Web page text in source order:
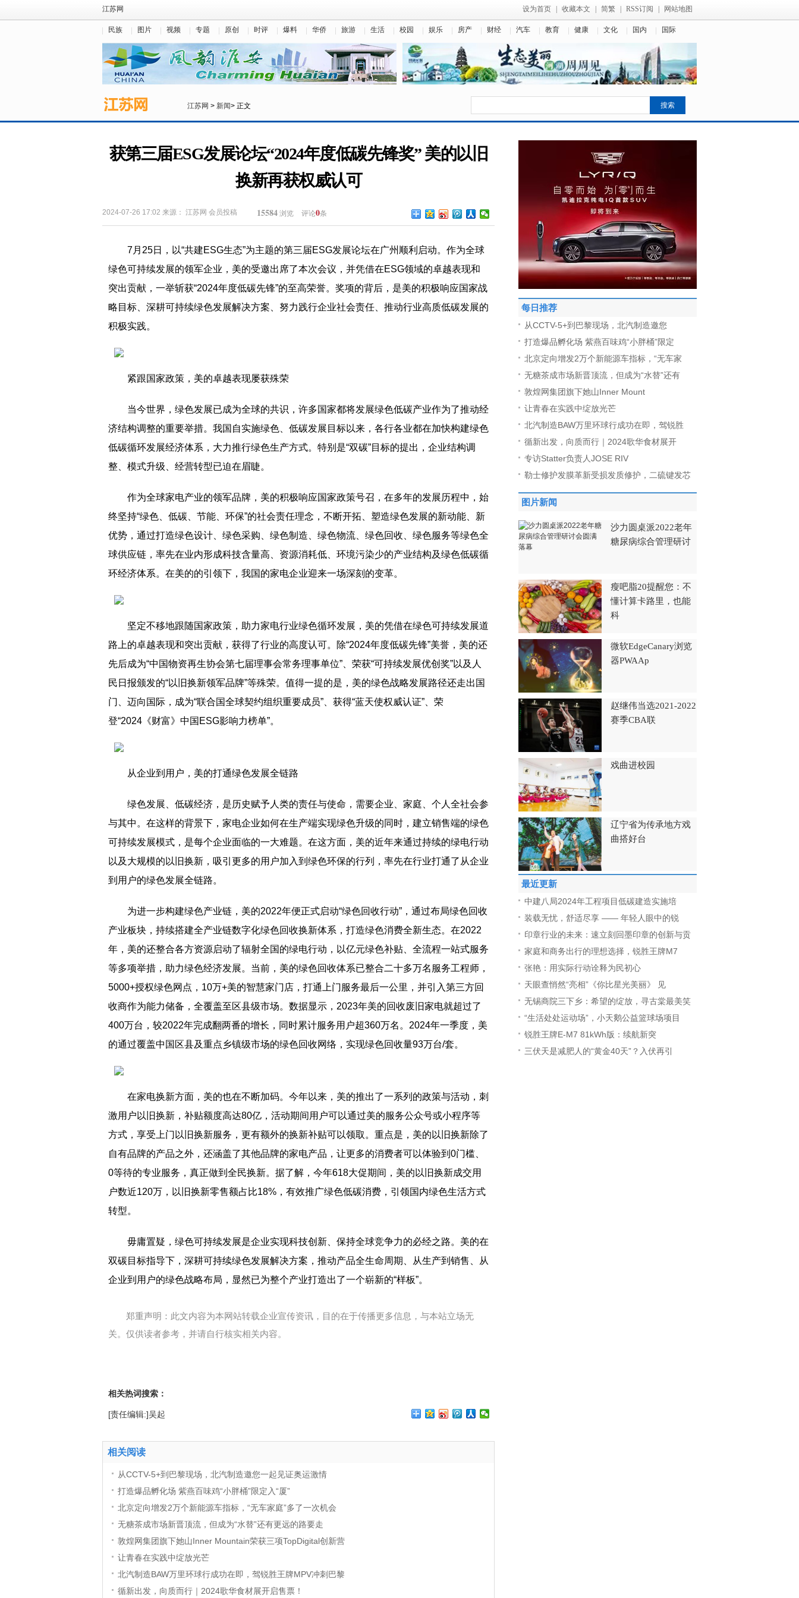
江苏网 设为首页 收藏本文 简繁 RSS订阅 网站地图
民族 图片 视频 专题 原创 时评 爆料 华侨 旅游 生活 校园 娱乐 房产 财经 汽车 教育 健康 文化 国内 国际
江苏网 > 新闻> 正文
获第三届ESG发展论坛“2024年度低碳先锋奖” 美的以旧
换新再获权威认可
2024-07-26 17:02 来源： 江苏网 会员投稿 15584 浏览 评论0条
7月25日，以“共建ESG生态”为主题的第三届ESG发展论坛在广州顺利启动。作为全球
绿色可持续发展的领军企业，美的受邀出席了本次会议，并凭借在ESG领域的卓越表现和
突出贡献，一举斩获“2024年度低碳先锋”的至高荣誉。奖项的背后，是美的积极响应国家战
略目标、深耕可持续绿色发展解决方案、努力践行企业社会责任、推动行业高质低碳发展的
积极实践。
紧跟国家政策，美的卓越表现屡获殊荣
当今世界，绿色发展已成为全球的共识，许多国家都将发展绿色低碳产业作为了推动经
济结构调整的重要举措。我国自实施绿色、低碳发展目标以来，各行各业都在加快构建绿色
低碳循环发展经济体系，大力推行绿色生产方式。特别是“双碳”目标的提出，企业结构调
整、模式升级、经营转型已迫在眉睫。
作为全球家电产业的领军品牌，美的积极响应国家政策号召，在多年的发展历程中，始
终坚持“绿色、低碳、节能、环保”的社会责任理念，不断开拓、塑造绿色发展的新动能、新
优势，通过打造绿色设计、绿色采购、绿色制造、绿色物流、绿色回收、绿色服务等绿色全
球供应链，率先在业内形成科技含量高、资源消耗低、环境污染少的产业结构及绿色低碳循
环经济体系。在美的的引领下，我国的家电企业迎来一场深刻的变革。
坚定不移地跟随国家政策，助力家电行业绿色循环发展，美的凭借在绿色可持续发展道
路上的卓越表现和突出贡献，获得了行业的高度认可。除“2024年度低碳先锋”美誉，美的还
先后成为“中国物资再生协会第七届理事会常务理事单位”、荣获“可持续发展优创奖”以及人
民日报颁发的“以旧换新领军品牌”等殊荣。值得一提的是，美的绿色战略发展路径还走出国
门、迈向国际，成为“联合国全球契约组织重要成员”、获得“蓝天使权威认证”、荣
登“2024《财富》中国ESG影响力榜单”。
从企业到用户，美的打通绿色发展全链路
绿色发展、低碳经济，是历史赋予人类的责任与使命，需要企业、家庭、个人全社会参
与其中。在这样的背景下，家电企业如何在生产端实现绿色升级的同时，建立销售端的绿色
可持续发展模式，是每个企业面临的一大难题。在这方面，美的近年来通过持续的绿电行动
以及大规模的以旧换新，吸引更多的用户加入到绿色环保的行列，率先在行业打通了从企业
到用户的绿色发展全链路。
为进一步构建绿色产业链，美的2022年便正式启动“绿色回收行动”，通过布局绿色回收
产业板块，持续搭建全产业链数字化绿色回收换新体系，打造绿色消费全新生态。在2022
年，美的还整合各方资源启动了辐射全国的绿电行动，以亿元绿色补贴、全流程一站式服务
等多项举措，助力绿色经济发展。当前，美的绿色回收体系已整合二十多万名服务工程师，
5000+授权绿色网点，10万+美的智慧家门店，打通上门服务最后一公里，并引入第三方回
收商作为能力储备，全覆盖至区县级市场。数据显示，2023年美的回收废旧家电就超过了
400万台，较2022年完成翻两番的增长，同时累计服务用户超360万名。2024年一季度，美
的通过覆盖中国区县及重点乡镇级市场的绿色回收网络，实现绿色回收量93万台/套。
在家电换新方面，美的也在不断加码。今年以来，美的推出了一系列的政策与活动，刺
激用户以旧换新，补贴额度高达80亿，活动期间用户可以通过美的服务公众号或小程序等
方式，享受上门以旧换新服务，更有额外的换新补贴可以领取。重点是，美的以旧换新除了
自有品牌的产品之外，还涵盖了其他品牌的家电产品，让更多的消费者可以体验到0门槛、
0等待的专业服务，真正做到全民换新。据了解，今年618大促期间，美的以旧换新成交用
户数近120万，以旧换新零售额占比18%，有效推广绿色低碳消费，引领国内绿色生活方式
转型。
毋庸置疑，绿色可持续发展是企业实现科技创新、保持全球竞争力的必经之路。美的在
双碳目标指导下，深耕可持续绿色发展解决方案，推动产品全生命周期、从生产到销售、从
企业到用户的绿色战略布局，显然已为整个产业打造出了一个崭新的“样板”。
郑重声明：此文内容为本网站转载企业宣传资讯，目的在于传播更多信息，与本站立场无
关。仅供读者参考，并请自行核实相关内容。
相关热词搜索：
[责任编辑:]吴起
相关阅读
从CCTV-5+到巴黎现场，北汽制造邀您一起见证奥运激情
打造爆品孵化场 紫燕百味鸡“小胖桶”限定入“厦”
北京定向增发2万个新能源车指标，“无车家庭”多了一次机会
无糖茶成市场新晋顶流，但成为“水替”还有更远的路要走
敦煌网集团旗下她山Inner Mountain荣获三项TopDigital创新营
让青春在实践中绽放光芒
北汽制造BAW万里环球行成功在即，驾锐胜王牌MPV冲刺巴黎
循新出发，向质而行｜2024歌华食材展开启售票！
每日推荐
从CCTV-5+到巴黎现场，北汽制造邀您
打造爆品孵化场 紫燕百味鸡“小胖桶”限定
北京定向增发2万个新能源车指标，“无车家
无糖茶成市场新晋顶流，但成为“水替”还有
敦煌网集团旗下她山Inner Mount
让青春在实践中绽放光芒
北汽制造BAW万里环球行成功在即，驾锐胜
循新出发，向质而行｜2024歌华食材展开
专访Statter负责人JOSE RIV
勒士修护发膜革新受损发质修护，二硫键发芯
图片新闻
沙力圆桌派2022老年
糖尿病综合管理研讨
瘦吧脂20提醒您：不
懂计算卡路里，也能
科
微软EdgeCanary浏览
器PWAAp
赵继伟当选2021-2022
赛季CBA联
戏曲进校园
辽宁省为传承地方戏
曲搭好台
最近更新
中建八局2024年工程项目低碳建造实施培
装载无忧，舒适尽享 —— 年轻人眼中的锐
印章行业的未来：速立刻回墨印章的创新与贡
家庭和商务出行的理想选择，锐胜王牌M7
张艳：用实际行动诠释为民初心
天眼查悄然“亮相”《你比星光美丽》 见
无锡商院三下乡：希望的绽放，寻古棠最美笑
“生活处处运动场”，小天鹅公益篮球场项目
锐胜王牌E-M7 81kWh版：续航新突
三伏天是减肥人的“黄金40天”？入伏再引